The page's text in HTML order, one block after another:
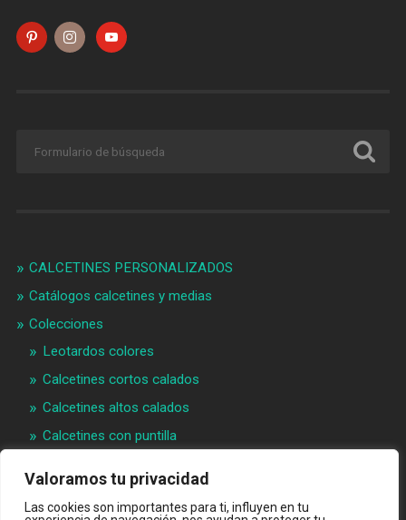
Valoramos tu privacidad
Las cookies son importantes para ti, influyen en tu
CALCETINES PERSONALIZADOS
Catálogos calcetines y medias
Colecciones
Leotardos colores
Calcetines cortos calados
Calcetines altos calados
Calcetines con puntilla
Materias primeras